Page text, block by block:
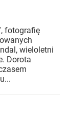
fotografię
wieloletni
Dorota